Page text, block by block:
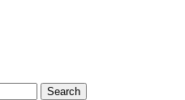
Search